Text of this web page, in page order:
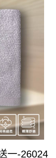
一-26024